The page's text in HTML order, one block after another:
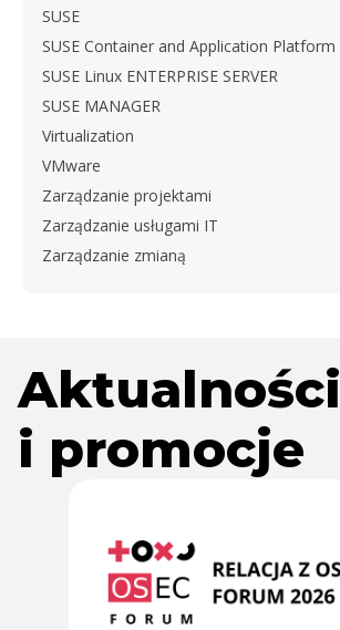
SUSE
SUSE Container and Application Platform
SUSE Linux ENTERPRISE SERVER
SUSE MANAGER
Virtualization
VMware
Zarządzanie projektami
Zarządzanie usługami IT
Zarządzanie zmianą
Aktualności
i promocje